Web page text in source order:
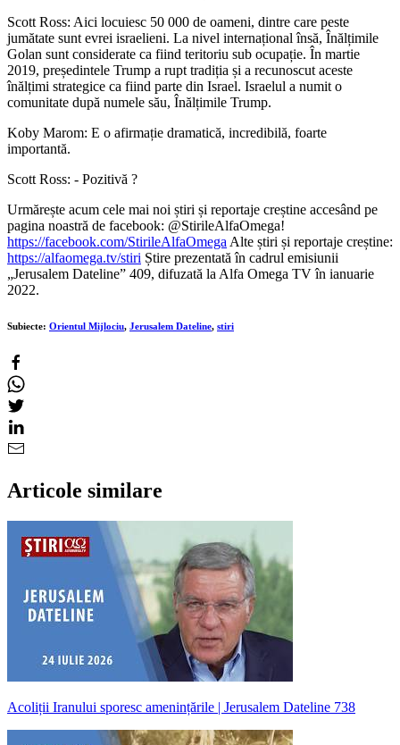
Scott Ross: Aici locuiesc 50 000 de oameni, dintre care peste
jumătate sunt evrei israelieni. La nivel internațional însă, Înălțimile
Golan sunt considerate ca fiind teritoriu sub ocupație. În martie
2019, președintele Trump a rupt tradiția și a recunoscut aceste
înălțimi strategice ca fiind parte din Israel. Israelul a numit o
comunitate după numele său, Înălțimile Trump.
Koby Marom: E o afirmație dramatică, incredibilă, foarte
importantă.
Scott Ross: - Pozitivă ?
Urmărește acum cele mai noi știri și reportaje creștine accesând pe
pagina noastră de facebook: @StirileAlfaOmega!
https://facebook.com/StirileAlfaOmega Alte știri și reportaje creștine:
https://alfaomega.tv/stiri Știre prezentată în cadrul emisiunii
„Jerusalem Dateline” 409, difuzată la Alfa Omega TV în ianuarie
2022.
Subiecte: Orientul Mijlociu, Jerusalem Dateline, stiri
Articole similare
Acoliții Iranului sporesc amenințările | Jerusalem Dateline 738